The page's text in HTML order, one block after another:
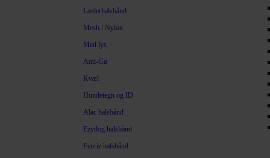
Læderhalsbånd
Mesh / Nylon
Med lys
Anti-Gø
Kvæl
Hundetegn og ID
Alac halsbånd
Ezydog halsbånd
Fenriz halsbånd